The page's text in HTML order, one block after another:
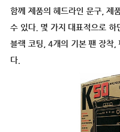
함께 제품의 헤드라인 문구, 제
수 있다. 몇 가지 대표적으로 하
블랙 코팅, 4개의 기본 팬 장착,
다.